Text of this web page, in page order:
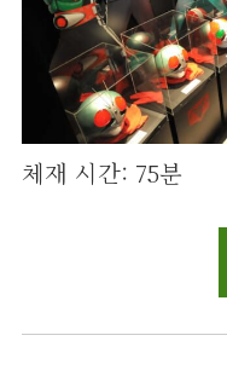
체재 시간: 75분